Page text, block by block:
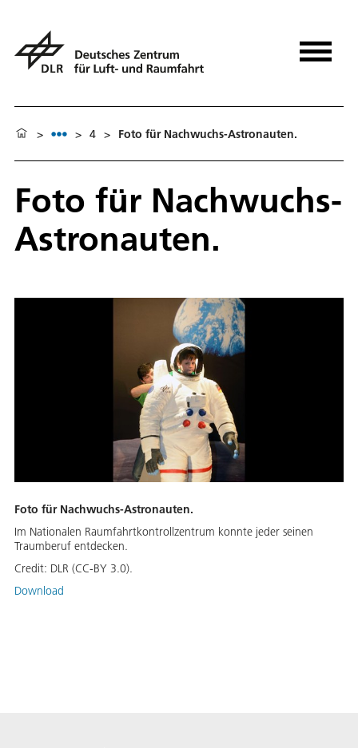
> > 4 > Foto für Nachwuchs-Astronauten.
Foto für Nachwuchs-
Astronauten.
Foto für Nachwuchs-Astronauten.
Im Nationalen Raumfahrtkontrollzentrum konnte jeder seinen
Traumberuf entdecken.
Credit: DLR (CC-BY 3.0).
Download